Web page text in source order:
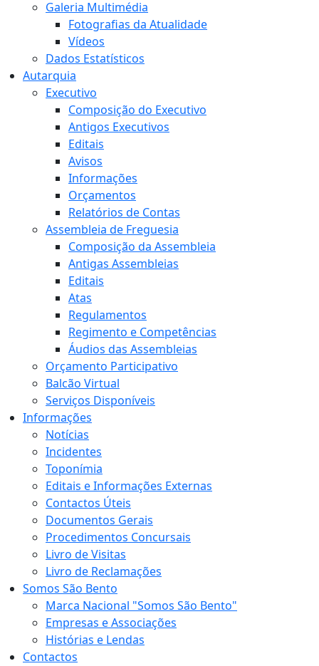
Galeria Multimédia
Fotografias da Atualidade
Vídeos
Dados Estatísticos
Autarquia
Executivo
Composição do Executivo
Antigos Executivos
Editais
Avisos
Informações
Orçamentos
Relatórios de Contas
Assembleia de Freguesia
Composição da Assembleia
Antigas Assembleias
Editais
Atas
Regulamentos
Regimento e Competências
Áudios das Assembleias
Orçamento Participativo
Balcão Virtual
Serviços Disponíveis
Informações
Notícias
Incidentes
Toponímia
Editais e Informações Externas
Contactos Úteis
Documentos Gerais
Procedimentos Concursais
Livro de Visitas
Livro de Reclamações
Somos São Bento
Marca Nacional "Somos São Bento"
Empresas e Associações
Histórias e Lendas
Contactos